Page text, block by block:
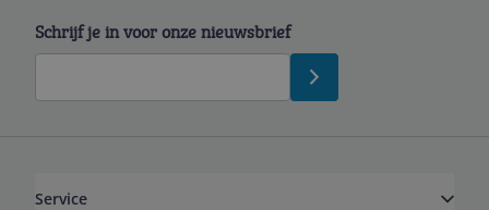
Schrijf je in voor onze nieuwsbrief
Service